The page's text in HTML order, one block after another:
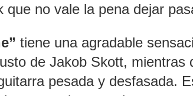
no vale la pena dejar
tiene una agradable
de Jakob Skott, mientras
pesada y desfasada.